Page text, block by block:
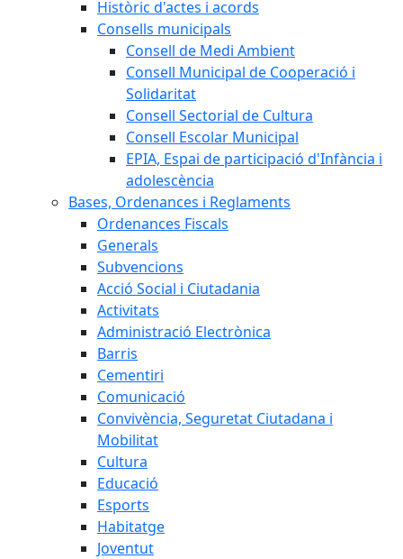
Històric d'actes i acords
Consells municipals
Consell de Medi Ambient
Consell Municipal de Cooperació i
Solidaritat
Consell Sectorial de Cultura
Consell Escolar Municipal
EPIA, Espai de participació d'Infància i
adolescència
Bases, Ordenances i Reglaments
Ordenances Fiscals
Generals
Subvencions
Acció Social i Ciutadania
Activitats
Administració Electrònica
Barris
Cementiri
Comunicació
Convivència, Seguretat Ciutadana i
Mobilitat
Cultura
Educació
Esports
Habitatge
Joventut